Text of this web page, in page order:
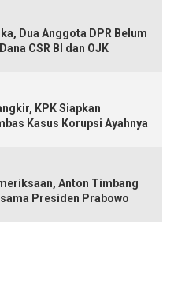
Dua Anggota DPR Belum
CSR BI dan OJK
KPK Siapkan
Kasus Korupsi Ayahnya
Anton Timbang
Presiden Prabowo